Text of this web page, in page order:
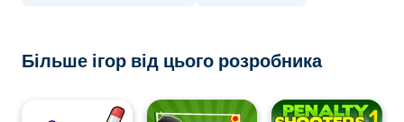
Більше ігор від цього розробника